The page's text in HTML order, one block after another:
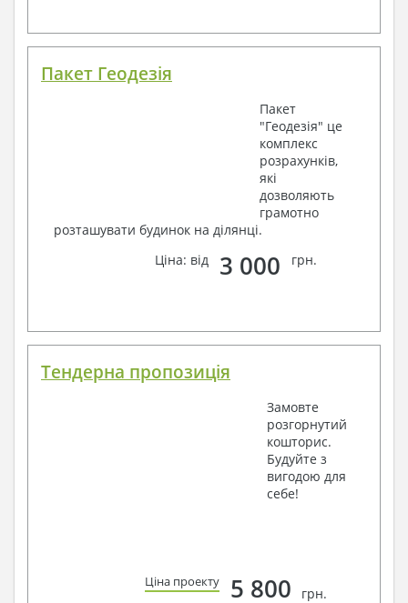
Пакет Геодезія
Пакет
"Геодезія" це
комплекс
розрахунків,
які
дозволяють
грамотно
розташувати будинок на ділянці.
Ціна: від
3 000 грн.
Тендерна пропозиція
Замовте
розгорнутий
кошторис.
Будуйте з
вигодою для
себе!
Ціна проекту 5 800 грн.